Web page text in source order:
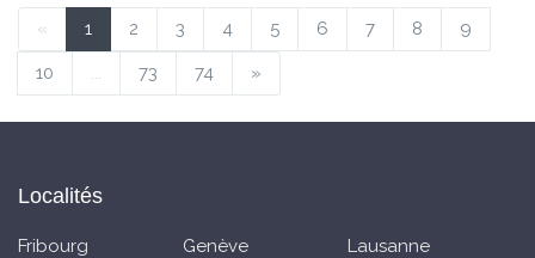
« 1 2 3 4 5 6 7 8 9
10 ... 73 74 »
Localités
Fribourg Genève
Lausanne